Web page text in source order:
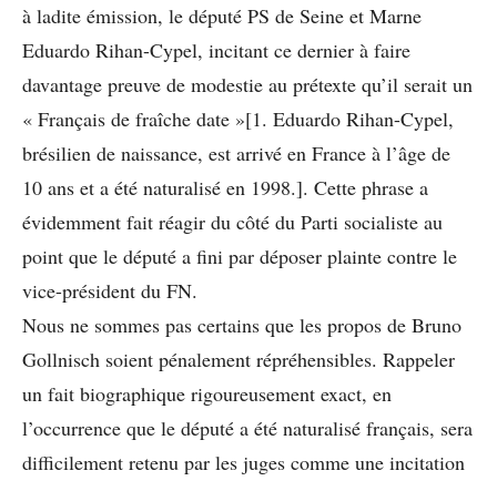
à ladite émission, le député PS de Seine et Marne
Eduardo Rihan-Cypel, incitant ce dernier à faire
davantage preuve de modestie au prétexte qu’il serait un
« Français de fraîche date »[1. Eduardo Rihan-Cypel,
brésilien de naissance, est arrivé en France à l’âge de
10 ans et a été naturalisé en 1998.]. Cette phrase a
évidemment fait réagir du côté du Parti socialiste au
point que le député a fini par déposer plainte contre le
vice-président du FN.
Nous ne sommes pas certains que les propos de Bruno
Gollnisch soient pénalement répréhensibles. Rappeler
un fait biographique rigoureusement exact, en
l’occurrence que le député a été naturalisé français, sera
difficilement retenu par les juges comme une incitation